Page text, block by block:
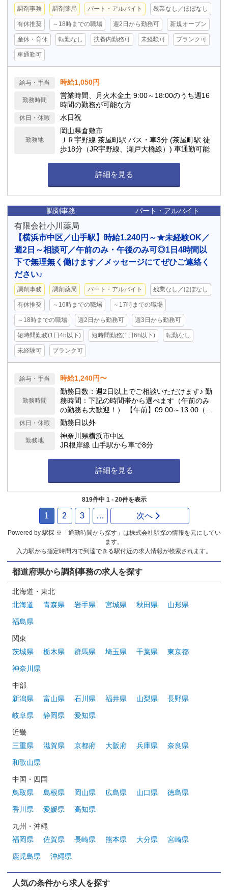
調剤事務 調剤薬局 パート・アルバイト 残業なし／ほぼなし
有休推奨 ～18時までの職場 週2日から勤務可 新規オープン
産休・育休 転勤なし 扶養内勤務可 未経験可 ブランク可
車通勤可
給与・手当 時給1,050円
勤務時間
営業時間、月火木金土 9:00～18:00のうち週16
時間の勤務が可能な方
休日・休暇 水日祝
勤務地
岡山県倉敷市
ＪＲ宇野線 茶屋町駅 バス・車3分 (茶屋町駅 徒
歩18分（JR宇野線、瀬戸大橋線）) 車通勤可能
詳細を見る
調剤事務 パート・アルバイト
有限会社小川薬局
【横浜市中区／山手駅】時給1,240円～★未経験OK／
週2日～相談可／午前のみ・午後のみ可◎1日4時間以
下で無理無く働けます／メッセージにてぜひご連絡く
ださい♪
調剤事務 調剤薬局 パート・アルバイト 残業なし／ほぼなし
有休推奨 ～16時までの職場 ～17時までの職場
～18時までの職場 週2日から勤務可 週3日から勤務可
短時間勤務(1日4h以下) 短時間勤務(1日6h以下) 転勤なし
未経験可 ブランク可
給与・手当 時給1,240円〜
勤務時間
勤務日数：週2日以上でご相談いただけます♪ 勤
務時間：下記の時間帯から選べます（午前のみ
の勤務も大歓迎！） 【午前】09:00～13:00（※
14:00まで延長もOK） 【午後】14:30～18:00
休日・休暇 勤務日以外
勤務地
神奈川県横浜市中区
JR根岸線 山手駅から車で8分
詳細を見る
819件中 1 - 20件を表示
1 2 3 … 次へ
Powered by 駅探 ※「通勤時間から探す」は株式会社駅探の情報を元にしてい
ます。
入力駅から指定時間内で到達できる駅付近の求人情報が検索されます。
都道府県から調剤事務の求人を探す
北海道・東北
北海道
青森県 岩手県 宮城県 秋田県 山形県
福島県
関東
茨城県
栃木県 群馬県 埼玉県 千葉県 東京都
神奈川県
中部
新潟県
富山県 石川県 福井県 山梨県 長野県
岐阜県 静岡県 愛知県
近畿
三重県
滋賀県 京都府 大阪府 兵庫県 奈良県
和歌山県
中国・四国
鳥取県
島根県 岡山県 広島県 山口県 徳島県
香川県 愛媛県 高知県
九州・沖縄
福岡県
佐賀県 長崎県 熊本県 大分県 宮崎県
鹿児島県 沖縄県
人気の条件から求人を探す